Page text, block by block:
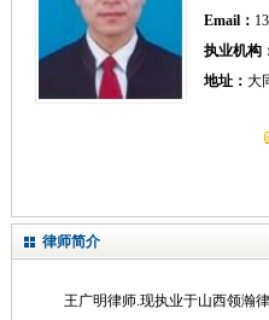
Email：
执业机构
地址： 大
律师简介
王广明律师.现执业于山西领瀚